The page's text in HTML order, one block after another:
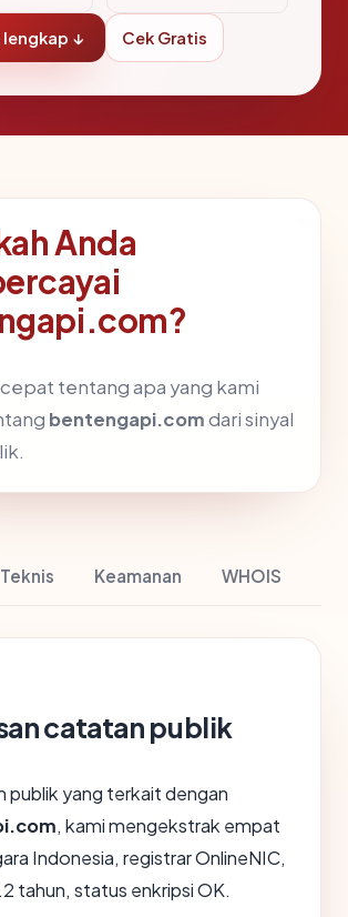
lengkap ↓ Cek Gratis
Anda
tentang apa yang kami
bentengapi.comdari sinyal
Teknis Keamanan WHOIS
catatan publik
publik yang terkait dengan
, kami mengekstrak empat
Indonesia, registrar OnlineNIC,
tahun, status enkripsi OK.